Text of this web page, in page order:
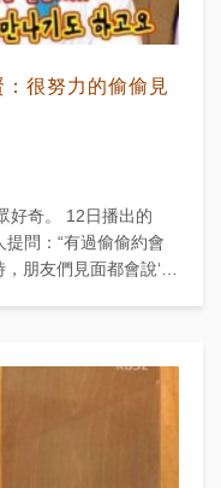
很努力的偷偷見
日播出的
提問：“有過偷偷約會
朋友們見面都會說‘我